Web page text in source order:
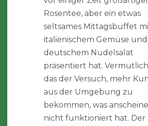
Rosentee, aber ein etwas
seltsames Mittagsbuffet
italienischem Gemüse und
deutschem Nudelsalat
präsentiert hat.
das der Versuch, mehr
aus der Umgebung zu
bekommen, was
nicht funktioniert hat. Der